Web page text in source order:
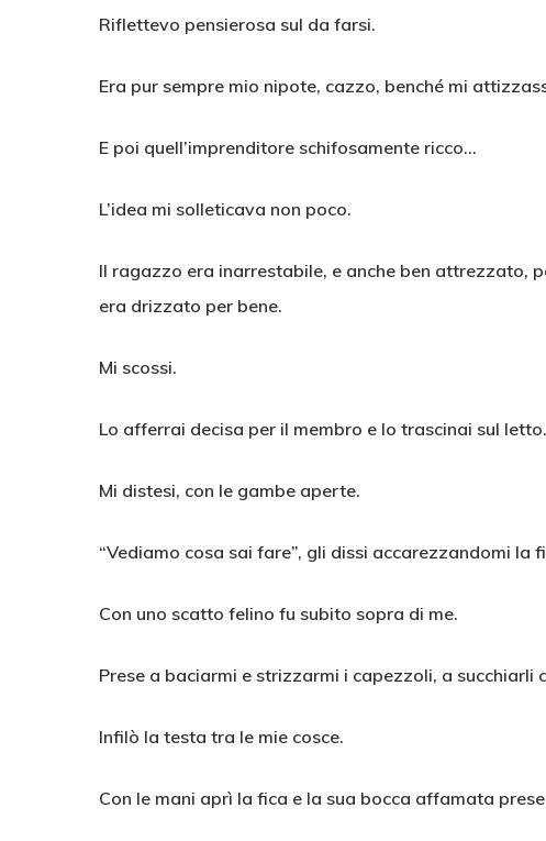
Riflettevo pensierosa sul da farsi.
Era pur sempre mio nipote, cazzo, benché mi
E poi quell’imprenditore schifosamente ricco…
L’idea mi solleticava non poco.
Il ragazzo era inarrestabile, e anche ben attrezzato,
era drizzato per bene.
Mi scossi.
Lo afferrai decisa per il membro e lo trascinai sul letto.
Mi distesi, con le gambe aperte.
“Vediamo cosa sai fare”, gli dissi accarezzandomi la
Con uno scatto felino fu subito sopra di me.
Prese a baciarmi e strizzarmi i capezzoli, a succhiarli
Infilò la testa tra le mie cosce.
Con le mani aprì la fica e la sua bocca affamata